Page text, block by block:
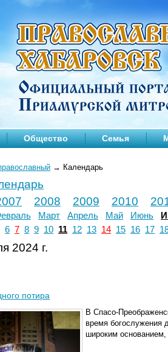
Общество Семья
→ Календарь
2008 2009 2010
Март Апрель Май Июнь
6 7 8 9 10 11 12 13 14 15 16 17
2024 г.
потира
В Спасо-
время богослужения
широким основанием,